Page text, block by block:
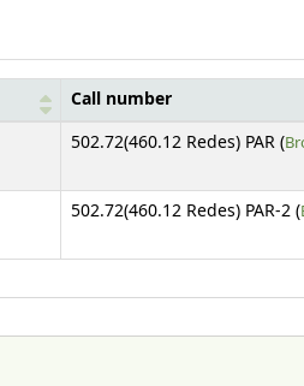
Call number
502.72(460.12 Redes) PAR (
502.72(460.12 Redes) PAR-2 (